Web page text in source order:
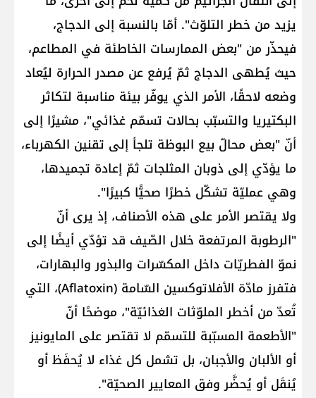
يزيد من خطر التلوّث". أمّا بالنسبة إلى الدجاج،
فيحذّر من "بعض الممارسات الخاطئة في المطاعم،
حيث يُطهى الدجاج ثمّ يُرفع عن مصدر الحرارة ليُعاد
وضعه لاحقًا، الأمر الذي يوفّر بيئة مناسبة لتكاثر
البكتيريا والتسبّب بحالات تسمّم غذائي"، مشيرًا إلى
أنّ "بعض محالّ بيع البوظة تلجأ إلى تقنين الكهرباء،
ما يؤدّي إلى ذوبان المثلجات ثمّ إعادة تجميدها،
وهي عمليّة تشكّل خطرًا صحيًّا كبيرًا".
ولا يقتصر الأمر على هذه الأصناف، إذ يرى أنّ
"الرطوبة المرتفعة خلال الصّيف قد تؤدّي أيضًا إلى
نموّ الفطريّات داخل المكسّرات والبذور والبهارات،
فتفرز مادّة الأفلاتوكسين السّامة (Aflatoxin)، التي
تُعدّ من أخطر الملوّثات الغذائيّة"، موضحًا أنّ
"الأطعمة المسبّبة للتسمّم لا تقتصر على المايونيز
أو الألبان والأجبان، بل تشمل كل غذاء لا يُحفَظ أو
يُنقَل أو يُحضَّر وفق المعايير الصحيّة".